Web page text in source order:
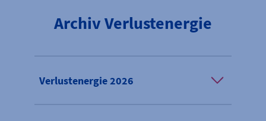
Archiv Verlustenergie
Verlustenergie 2026